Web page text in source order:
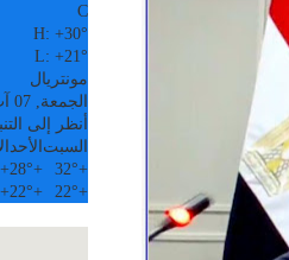
C
H: +30°
L: +21°
مونتريال
الجمعة, 07 آب
أنظر إلى
السبت الأحد
+
32°
+
28°
+
+
22°
+
22°
+